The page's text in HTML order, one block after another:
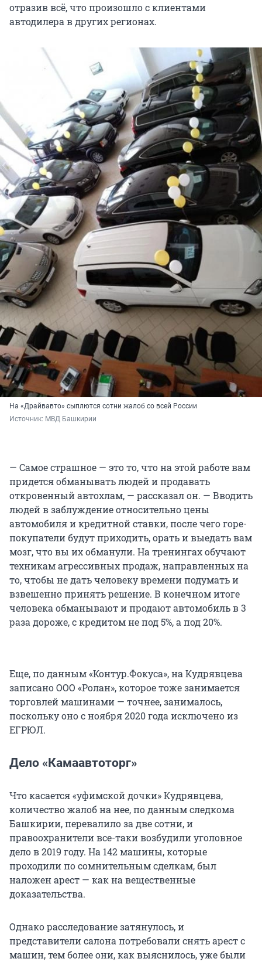
отразив всё, что произошло с клиентами
автодилера в других регионах.
На «Драйвавто» сыплются сотни жалоб со всей России
Источник: МВД Башкирии
— Самое страшное — это то, что на этой работе вам
придется обманывать людей и продавать
откровенный автохлам, — рассказал он. — Вводить
людей в заблуждение относительно цены
автомобиля и кредитной ставки, после чего горе-
покупатели будут приходить, орать и выедать вам
мозг, что вы их обманули. На тренингах обучают
техникам агрессивных продаж, направленных на
то, чтобы не дать человеку времени подумать и
взвешенно принять решение. В конечном итоге
человека обманывают и продают автомобиль в 3
раза дороже, с кредитом не под 5%, а под 20%.
Еще, по данным «Контур.Фокуса», на Кудрявцева
записано ООО «Ролан», которое тоже занимается
торговлей машинами — точнее, занималось,
поскольку оно с ноября 2020 года исключено из
ЕГРЮЛ.
Дело «Камаавтоторг»
Что касается «уфимской дочки» Кудрявцева,
количество жалоб на нее, по данным следкома
Башкирии, перевалило за две сотни, и
правоохранители все-таки возбудили уголовное
дело в 2019 году. На 142 машины, которые
проходили по сомнительным сделкам, был
наложен арест — как на вещественные
доказательства.
Однако расследование затянулось, и
представители салона потребовали снять арест с
машин, тем более они, как выяснилось, уже были